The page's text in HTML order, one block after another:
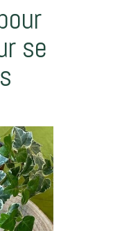
se